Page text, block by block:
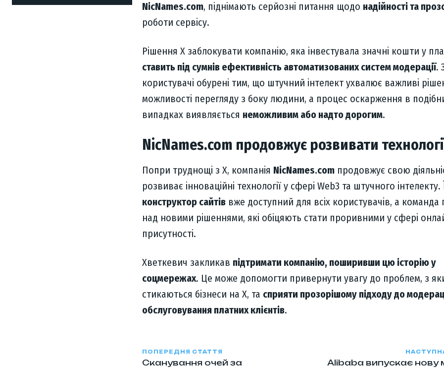
NicNames.com, піднімають серйозні питання щодо надійності та
роботи сервісу.
Рішення X заблокувати компанію, яка інвестувала значні кошти у
ставить під сумнів ефективність автоматизованих систем модерації.
користувачі обурені тим, що штучний інтелект ухвалює важливі
можливості перегляду з боку людини, а процес оскарження в
випадках виявляється неможливим або надто дорогим.
NicNames.com продовжує розвивати
Попри труднощі з X, компанія NicNames.com продовжує свою
розвиває інноваційні технології у сфері Web3 та штучного інтелекту.
конструктор сайтів вже доступний для всіх користувачів, а
над новими рішеннями, які обіцяють стати проривними у сфері
присутності.
Хветкевич закликав підтримати компанію, поширивши цю історію у
соцмережах. Це може допомогти привернути увагу до проблем, з
стикаються бізнеси на X, та сприяти прозорішому підходу до
обслуговування платних клієнтів.
ПОПЕРЕДНЯ СТАТТЯ
Сканування очей за
Alibaba випускає нову